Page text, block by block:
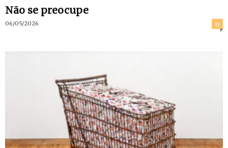
Não se preocupe
06/05/2026 0